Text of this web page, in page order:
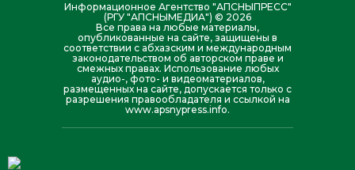
Информационное Агентство "АПСНЫПРЕСС"
(РГУ "АПСНЫМЕДИА") © 2026
Все права на любые материалы,
опубликованные на сайте, защищены в
соответствии с абхазским и международным
законодательством об авторском праве и
смежных правах. Использование любых
аудио-, фото- и видеоматериалов,
размещенных на сайте, допускается только с
разрешения правообладателя и ссылкой на
www.apsnypress.info.